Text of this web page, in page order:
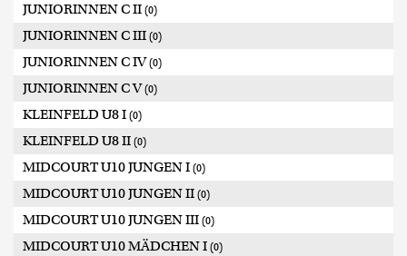
JUNIORINNEN C II (0)
JUNIORINNEN C III (0)
JUNIORINNEN C IV(0)
JUNIORINNEN C V(0)
KLEINFELD U8 I (0)
KLEINFELD U8 II (0)
MIDCOURT U10 JUNGEN I (0)
MIDCOURT U10 JUNGEN II (0)
MIDCOURT U10 JUNGEN III (0)
MIDCOURT U10 MÄDCHEN I (0)